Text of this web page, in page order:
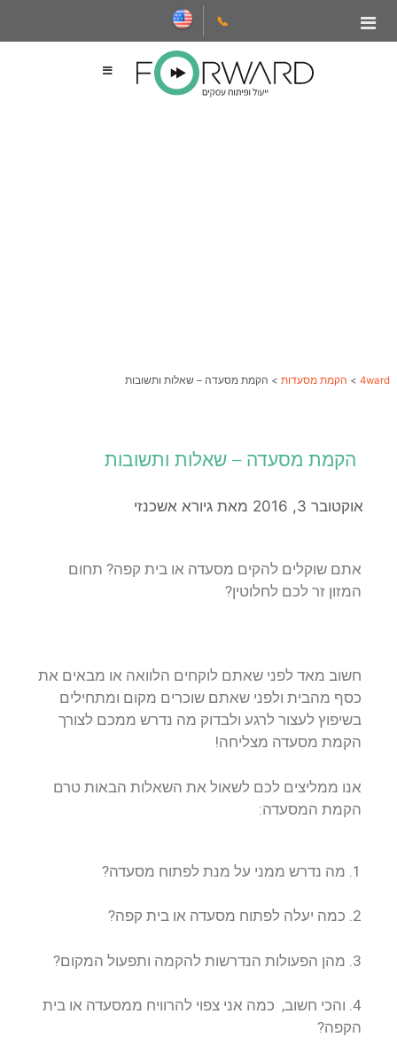
📞
4ward
> הקמת מסעדות > הקמת מסעדה – שאלות ותשובות
הקמת מסעדה – שאלות ותשובות
אוקטובר 3, 2016 מאת גיורא אשכנזי
אתם שוקלים להקים מסעדה או בית קפה? תחום
המזון זר לכם לחלוטין?
חשוב מאד לפני שאתם לוקחים הלוואה או מבאים את
כסף מהבית ולפני שאתם שוכרים מקום ומתחילים
בשיפוץ לעצור לרגע ולבדוק מה נדרש ממכם לצורך
הקמת מסעדה מצליחה!
אנו ממליצים לכם לשאול את השאלות הבאות טרם
הקמת המסעדה:
1. מה נדרש ממני על מנת לפתוח מסעדה?
2. כמה יעלה לפתוח מסעדה או בית קפה?
3. מהן הפעולות הנדרשות להקמה ותפעול המקום?
4. והכי חשוב, כמה אני צפוי להרוויח ממסעדה או בית
הקפה?